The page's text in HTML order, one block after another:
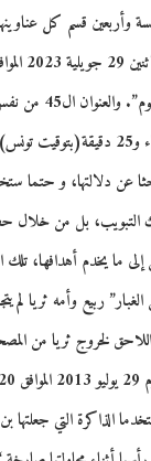
وأربعين قسم كل
عن دلالتها، و حتما
بل من خلال
ما يخدم أهدافها،
ربيع وأمه ثريا لم
اللاحق لخروج ثريا من
الذاكرة التي جعلتها بن